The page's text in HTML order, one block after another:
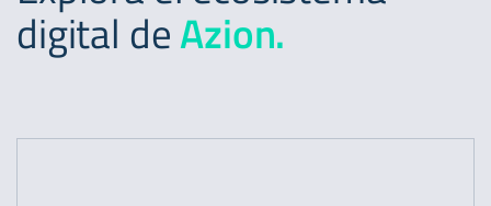
garantizada, observabilidad en tiempo real y respuesta
automática, infraestructura distribuida. ¡Libérate del
digital deAzion.